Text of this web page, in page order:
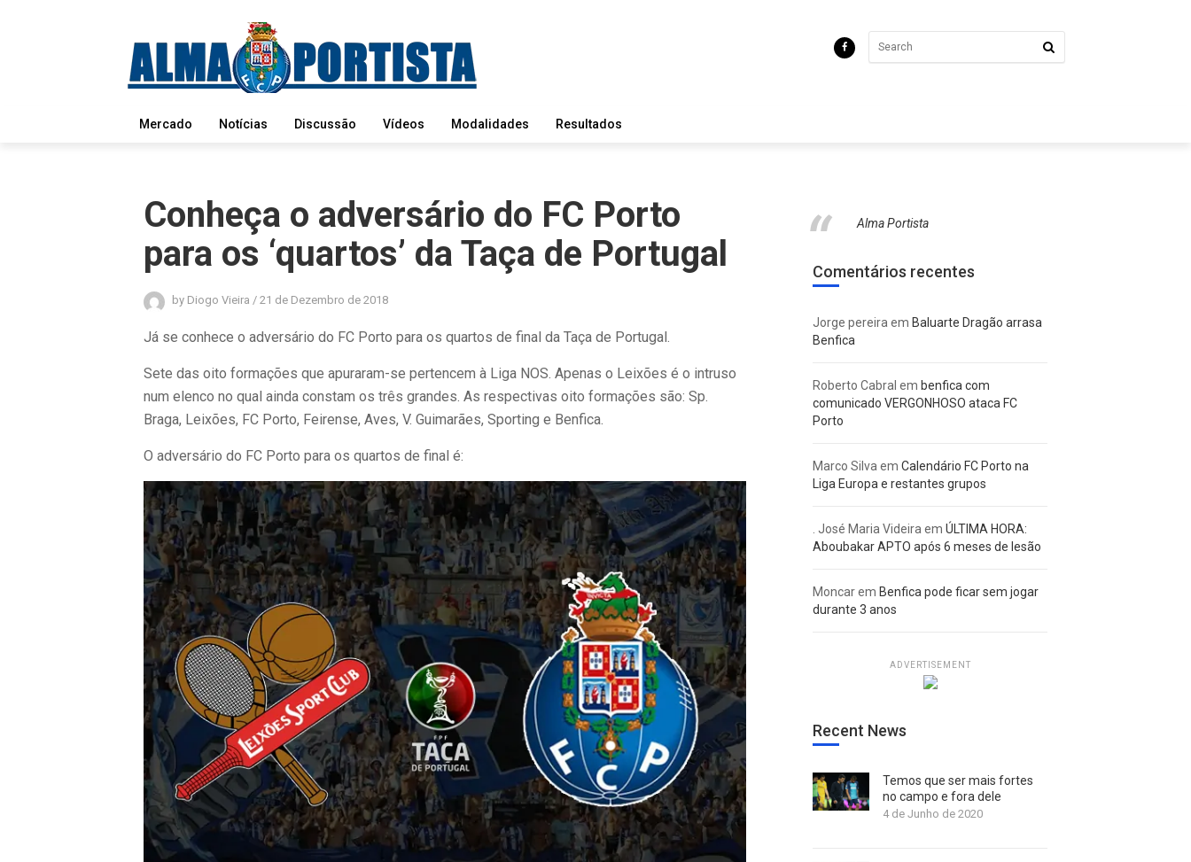
Mercado Notícias Discussão Vídeos Modalidades Resultados
Conheça o adversário do FC Porto
para os ‘quartos’ da Taça de Portugal
by Diogo Vieira / 21 de Dezembro de 2018
Já se conhece o adversário do FC Porto para os quartos de final da Taça de Portugal.
Sete das oito formações que apuraram-se pertencem à Liga NOS. Apenas o Leixões é o intruso
num elenco no qual ainda constam os três grandes. As respectivas oito formações são: Sp.
Braga, Leixões, FC Porto, Feirense, Aves, V. Guimarães, Sporting e Benfica.
O adversário do FC Porto para os quartos de final é:
Alma Portista
Comentários recentes
Jorge pereira em Baluarte Dragão arrasa
Benfica
Roberto Cabral em benfica com
comunicado VERGONHOSO ataca FC
Porto
Marco Silva em Calendário FC Porto na
Liga Europa e restantes grupos
. José Maria Videira em ÚLTIMA HORA:
Aboubakar APTO após 6 meses de lesão
Moncarem Benfica pode ficar sem jogar
durante 3 anos
ADVERTISEMENT
Recent News
Temos que ser mais fortes
no campo e fora dele
4 de Junho de 2020